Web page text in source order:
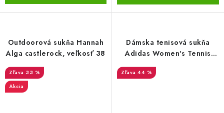
Outdoorová sukňa Hannah
Alga castlerock, veľkosť 38
33 %
Akcia
Dámska tenisová sukňa
Adidas Women's Tennis
44 %